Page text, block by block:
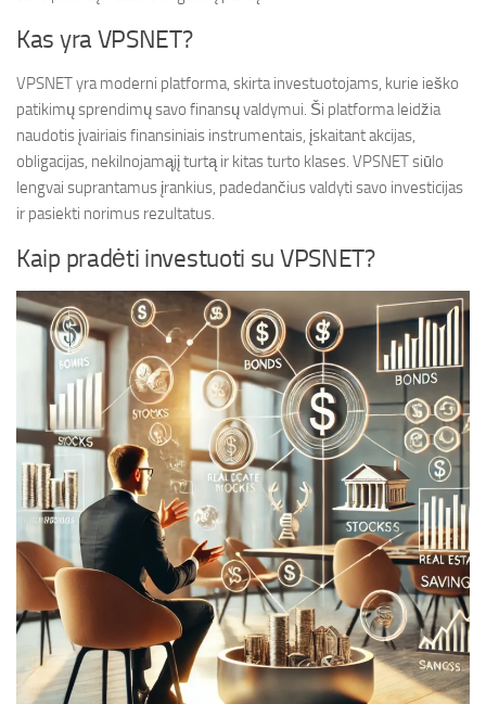
Kas yra VPSNET?
VPSNET yra moderni platforma, skirta investuotojams, kurie ieško
patikimų sprendimų savo finansų valdymui. Ši platforma leidžia
naudotis įvairiais finansiniais instrumentais, įskaitant akcijas,
obligacijas, nekilnojamąjį turtą ir kitas turto klases. VPSNET siūlo
lengvai suprantamus įrankius, padedančius valdyti savo investicijas
ir pasiekti norimus rezultatus.
Kaip pradėti investuoti su VPSNET?